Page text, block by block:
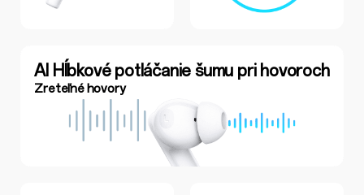
AI Hĺbkové potláčanie šumu pri hovoroch
Zreteľné hovory